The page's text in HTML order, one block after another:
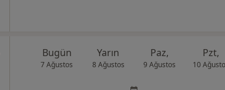
Bugün
7 Ağustos
Yarın
8 Ağustos
Paz,
9 Ağustos
Pzt,
10